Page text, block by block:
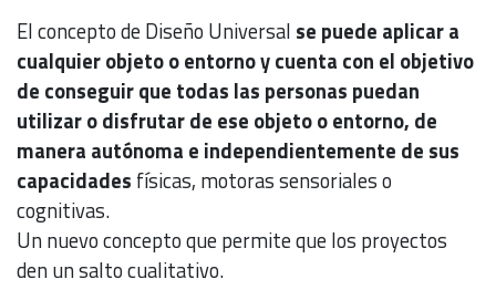
El concepto de Diseño Universal se puede aplicar a
cualquier objeto o entorno y cuenta con el objetivo
de conseguir que todas las personas puedan
utilizar o disfrutar de ese objeto o entorno, de
manera autónoma e independientemente de sus
capacidades físicas, motoras sensoriales o
cognitivas.
Un nuevo concepto que permite que los proyectos
den un salto cualitativo.